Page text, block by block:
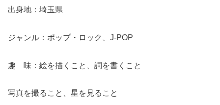
出身地：埼玉県
ジャンル：ポップ・ロック、J-POP
趣 味：絵を描くこと、詞を書くこと
写真を撮ること、星を見ること